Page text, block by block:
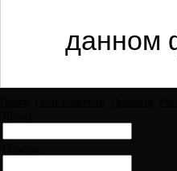
данном